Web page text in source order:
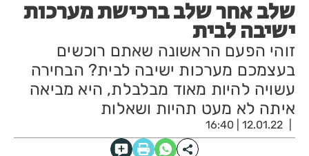
שלב אחר שלב ברכישת מערכות
ישיבה לבית
זוהי הפעם הראשונה שאתם רוכשים
בעצמכם מערכות ישיבה לבית? הבחירה
עשויה להיות מאוד מבלבלת, היא מביאה
איתה לא מעט תהיות ושאלות
12.01.22 | 16:40